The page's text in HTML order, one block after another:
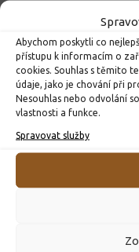
Abychom poskytli co
přístupu k informacím o
cookies. Souhlas s těmito
údaje, jako je chování při
Nesouhlas nebo odvolání
vlastnosti a funkce.
Spravovat služby
ROZHODNUTÍ O
PRO ROK 2026
10. 4. 2026